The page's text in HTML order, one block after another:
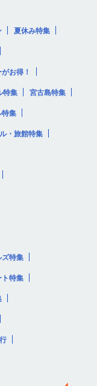
夏休み特集
お得！
特集 宮古島特集
特集
・旅館特集
ズ特集
ト特集